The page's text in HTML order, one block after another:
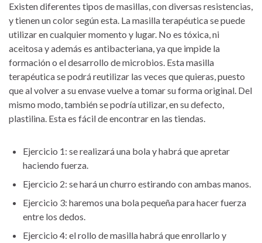
Existen diferentes tipos de masillas, con diversas resistencias,
y tienen un color según esta. La masilla terapéutica se puede
utilizar en cualquier momento y lugar. No es tóxica, ni
aceitosa y además es antibacteriana, ya que impide la
formación o el desarrollo de microbios. Esta masilla
terapéutica se podrá reutilizar las veces que quieras, puesto
que al volver a su envase vuelve a tomar su forma original. Del
mismo modo, también se podría utilizar, en su defecto,
plastilina. Esta es fácil de encontrar en las tiendas.
Ejercicio 1: se realizará una bola y habrá que apretar
haciendo fuerza.
Ejercicio 2: se hará un churro estirando con ambas manos.
Ejercicio 3: haremos una bola pequeña para hacer fuerza
entre los dedos.
Ejercicio 4: el rollo de masilla habrá que enrollarlo y